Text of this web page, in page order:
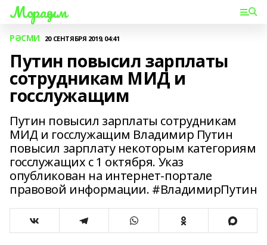
Мораҙым
РӘСМИ 20 СЕНТЯБРЯ 2019, 04:41
Путин повысил зарплаты
сотрудникам МИД и
госслужащим
Путин повысил зарплаты сотрудникам
МИД и госслужащим Владимир Путин
повысил зарплату некоторым категориям
госслужащих с 1 октября. Указ
опубликован на интернет-портале
правовой информации. #ВладимирПутин